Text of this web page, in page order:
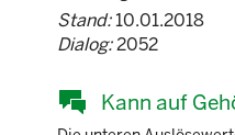
Stand:10.01.2018
Dialog:2052
Kann auf